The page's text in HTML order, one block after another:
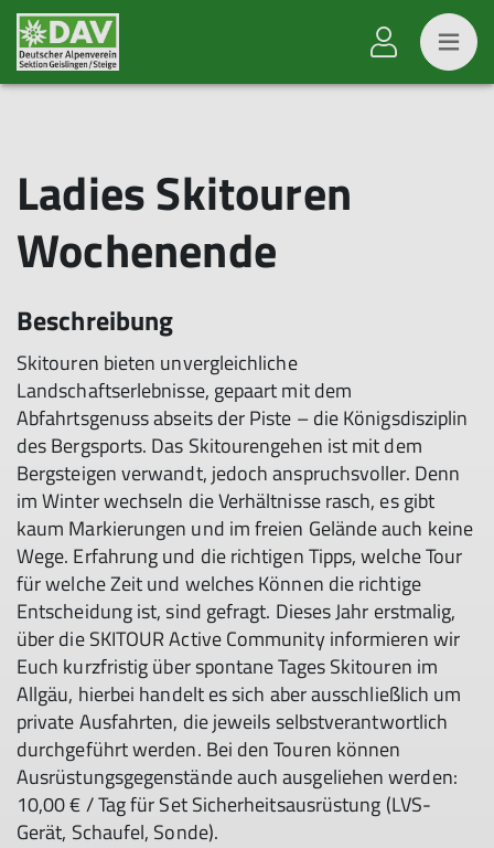
Ladies Skitouren
Wochenende
Beschreibung
Skitouren bieten unvergleichliche
Landschaftserlebnisse, gepaart mit dem
Abfahrtsgenuss abseits der Piste – die Königsdisziplin
des Bergsports. Das Skitourengehen ist mit dem
Bergsteigen verwandt, jedoch anspruchsvoller. Denn
im Winter wechseln die Verhältnisse rasch, es gibt
kaum Markierungen und im freien Gelände auch keine
Wege. Erfahrung und die richtigen Tipps, welche Tour
für welche Zeit und welches Können die richtige
Entscheidung ist, sind gefragt. Dieses Jahr erstmalig,
über die SKITOUR Active Community informieren wir
Euch kurzfristig über spontane Tages Skitouren im
Allgäu, hierbei handelt es sich aber ausschließlich um
private Ausfahrten, die jeweils selbstverantwortlich
durchgeführt werden. Bei den Touren können
Ausrüstungsgegenstände auch ausgeliehen werden:
10,00 € / Tag für Set Sicherheitsausrüstung (LVS-
Gerät, Schaufel, Sonde).